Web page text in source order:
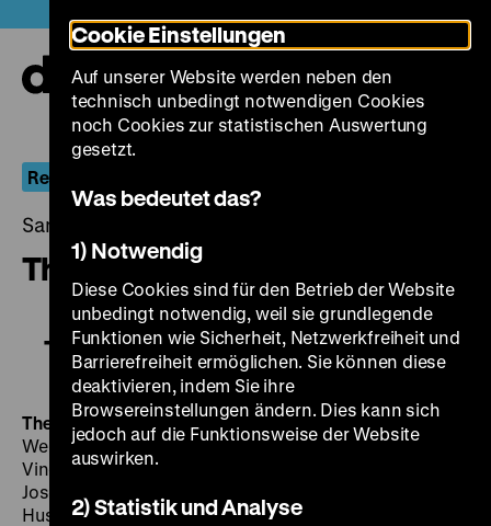
zum
Seiteninhalt
springen
Retrospektive Wilhelm/William Dieterle
Samstag, 01. Juni 2019, 21.00 - 00.00 Uhr
The Devil and Daniel Webster
The Devil and Daniel Webster
The Devil and Daniel Webster Der Teufel und Daniel
Webster US 1941, R: William Dieterle, B: Stephen
Vincent Benét, Dan Totheroh, William Dieterle, K:
Joseph August, M: Bernard Herrmann, D: Walter
Huston, Edward Arnold, James Craig, Jane Darwell,
Cookie Einstellungen
Auf unserer Website werden neben den
technisch unbedingt notwendigen Cookies
noch Cookies zur statistischen Auswertung
gesetzt.
Was bedeutet das?
1) Notwendig
Diese Cookies sind für den Betrieb der Website
unbedingt notwendig, weil sie grundlegende
Funktionen wie Sicherheit, Netzwerkfreiheit und
Barrierefreiheit ermöglichen. Sie können diese
deaktivieren, indem Sie ihre
Browsereinstellungen ändern. Dies kann sich
jedoch auf die Funktionsweise der Website
auswirken.
2) Statistik und Analyse